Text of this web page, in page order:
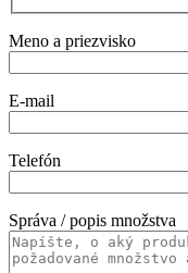
Meno a priezvisko
E-mail
Telefón
Správa / popis množstva